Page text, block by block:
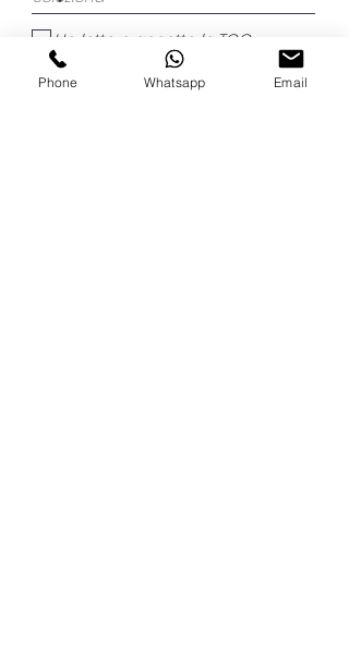
Ho letto e accetto le TCG
Invia
Phone Whatsapp Email